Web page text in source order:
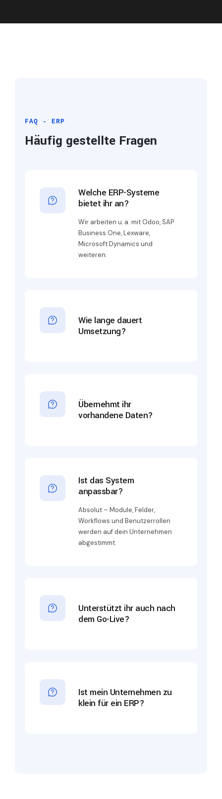
FAQ - ERP
Häufig gestellte Fragen
Welche ERP-Systeme
bietet ihr an?
Wir arbeiten u. a. mit Odoo, SAP
Business One, Lexware,
Microsoft Dynamics und
weiteren.
Wie lange dauert
Umsetzung?
Übernehmt ihr
vorhandene Daten?
Ist das System
anpassbar?
Absolut – Module, Felder,
Workflows und Benutzerrollen
werden auf dein Unternehmen
abgestimmt.
Unterstützt ihr auch nach
dem Go-Live?
Ist mein Unternehmen zu
klein für ein ERP?